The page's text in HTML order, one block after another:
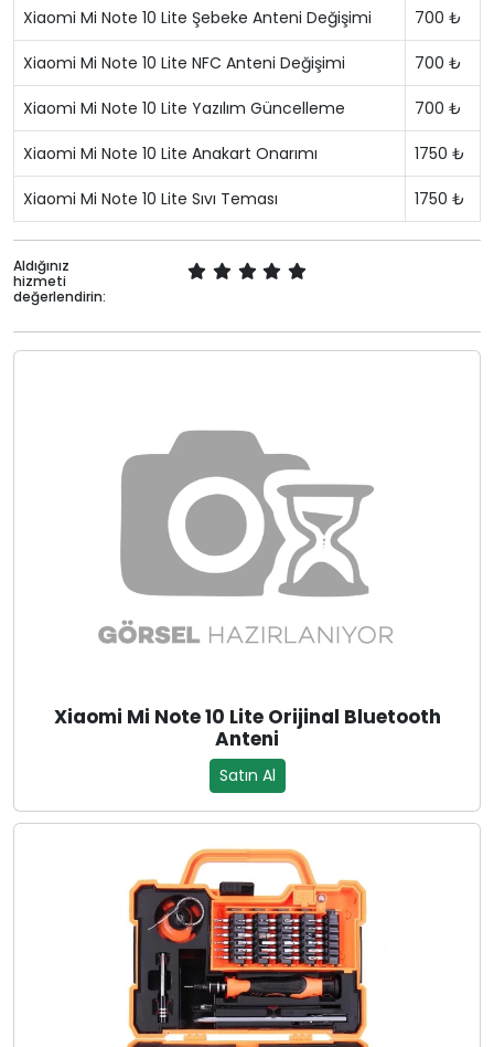
Xiaomi Mi Note 10 Lite Şebeke Anteni Değişimi 700 ₺
Xiaomi Mi Note 10 Lite NFC Anteni Değişimi 700 ₺
Xiaomi Mi Note 10 Lite Yazılım Güncelleme 700 ₺
Xiaomi Mi Note 10 Lite Anakart Onarımı 1750 ₺
Xiaomi Mi Note 10 Lite Sıvı Teması 1750 ₺
Aldığınız
hizmeti
değerlendirin:
Xiaomi Mi Note 10 Lite Orijinal Bluetooth
Anteni
Satın Al